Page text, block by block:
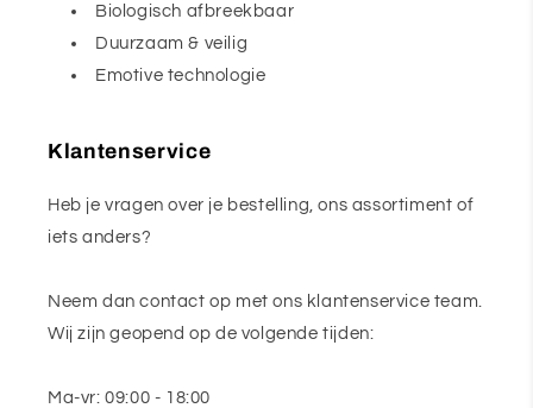
Biologisch afbreekbaar
Duurzaam & veilig
Emotive technologie
Klantenservice
Heb je vragen over je bestelling, ons assortiment of
iets anders?
Neem dan contact op met ons klantenservice team.
Wij zijn geopend op de volgende tijden:
Ma-vr: 09:00 - 18:00